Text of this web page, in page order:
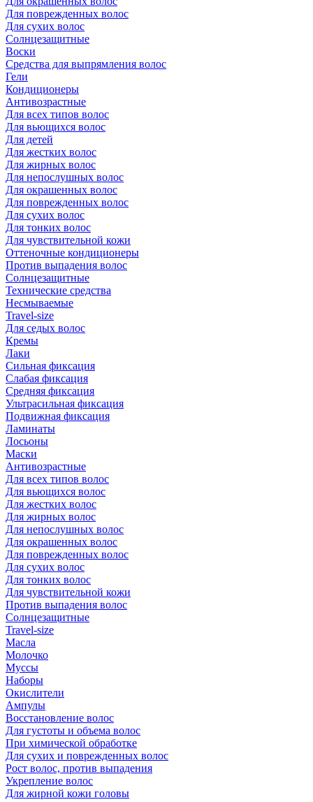
Для поврежденных волос
Для сухих волос
Солнцезащитные
Воски
Средства для выпрямления волос
Гели
Кондиционеры
Антивозрастные
Для всех типов волос
Для вьющихся волос
Для детей
Для жестких волос
Для жирных волос
Для непослушных волос
Для окрашенных волос
Для поврежденных волос
Для сухих волос
Для тонких волос
Для чувствительной кожи
Оттеночные кондиционеры
Против выпадения волос
Солнцезащитные
Технические средства
Несмываемые
Travel-size
Для седых волос
Кремы
Лаки
Сильная фиксация
Слабая фиксация
Средняя фиксация
Ультрасильная фиксация
Подвижная фиксация
Ламинаты
Лосьоны
Маски
Антивозрастные
Для всех типов волос
Для вьющихся волос
Для жестких волос
Для жирных волос
Для непослушных волос
Для окрашенных волос
Для поврежденных волос
Для сухих волос
Для тонких волос
Для чувствительной кожи
Против выпадения волос
Солнцезащитные
Travel-size
Масла
Молочко
Муссы
Наборы
Окислители
Ампулы
Восстановление волос
Для густоты и объема волос
При химической обработке
Для сухих и поврежденных волос
Рост волос, против выпадения
Укрепление волос
Для жирной кожи головы